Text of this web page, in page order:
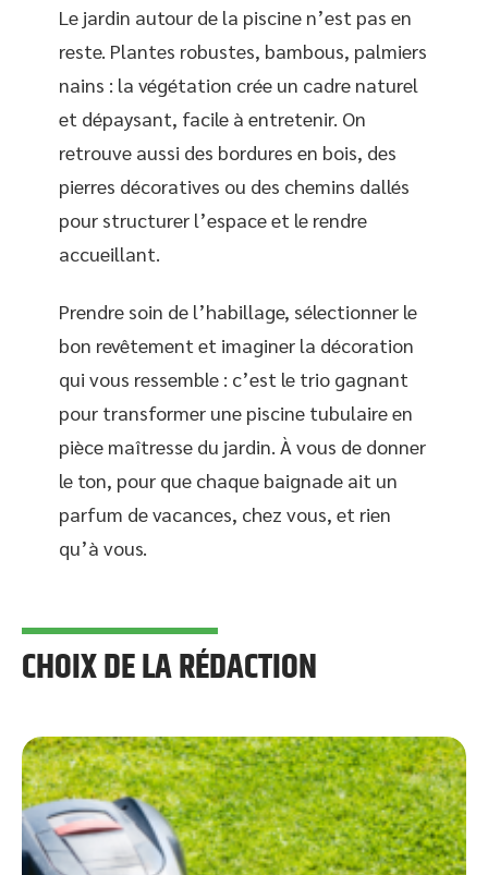
Le jardin autour de la piscine n’est pas en
reste. Plantes robustes, bambous, palmiers
nains : la végétation crée un cadre naturel
et dépaysant, facile à entretenir. On
retrouve aussi des bordures en bois, des
pierres décoratives ou des chemins dallés
pour structurer l’espace et le rendre
accueillant.
Prendre soin de l’habillage, sélectionner le
bon revêtement et imaginer la décoration
qui vous ressemble : c’est le trio gagnant
pour transformer une piscine tubulaire en
pièce maîtresse du jardin. À vous de donner
le ton, pour que chaque baignade ait un
parfum de vacances, chez vous, et rien
qu’à vous.
CHOIX DE LA RÉDACTION